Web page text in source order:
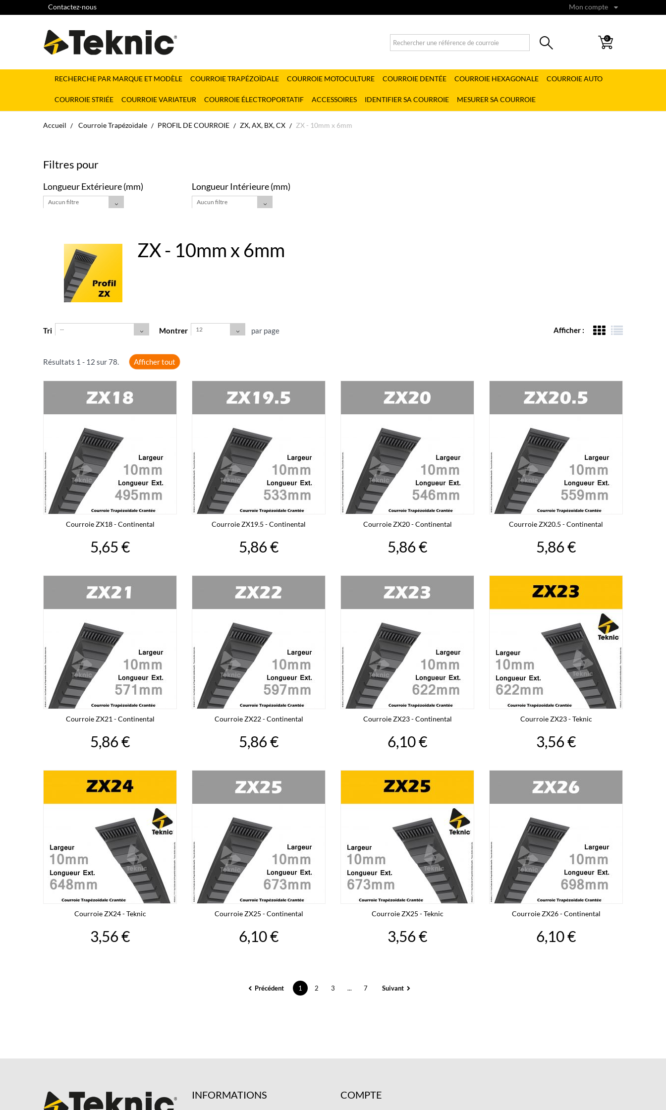
Mon compte
Contactez-nous
0
RECHERCHE PAR MARQUE ET MODÈLE COURROIE TRAPÉZOÏDALE COURROIE MOTOCULTURE COURROIE DENTÉE COURROIE HEXAGONALE COURROIE AUTO
COURROIE STRIÉE COURROIE VARIATEUR COURROIE ÉLECTROPORTATIF ACCESSOIRES IDENTIFIER SA COURROIE MESURER SA COURROIE
Accueil Courroie Trapézoïdale PROFIL DE COURROIE ZX, AX, BX, CX ZX - 10mm x 6mm
Filtres pour
Longueur Extérieure (mm)
Aucun filtre
Longueur Intérieure (mm)
Aucun filtre
ZX - 10mm x 6mm
Afficher :
Tri -- Montrer 12 par page
Résultats 1 - 12 sur 78. Afficher tout
Courroie ZX18 - Continental
5,65 €
Courroie ZX19.5 - Continental
5,86 €
Courroie ZX20 - Continental
5,86 €
Courroie ZX20.5 - Continental
5,86 €
Courroie ZX21 - Continental
5,86 €
Courroie ZX22 - Continental
5,86 €
Courroie ZX23 - Continental
6,10 €
Courroie ZX23 - Teknic
3,56 €
Courroie ZX24 - Teknic
3,56 €
Courroie ZX25 - Continental
6,10 €
Courroie ZX25 - Teknic
3,56 €
Courroie ZX26 - Continental
6,10 €
Précédent 1 2 3 ... 7 Suivant
INFORMATIONS COMPTE